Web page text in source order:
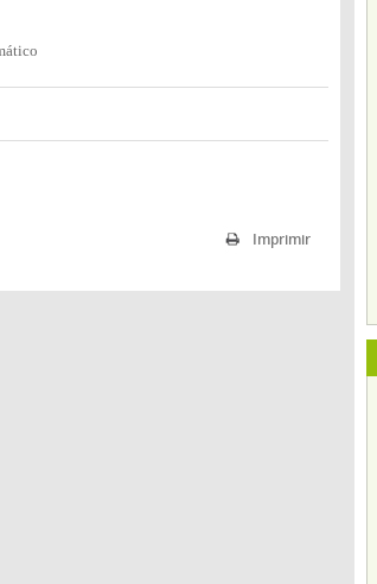
Imprimir